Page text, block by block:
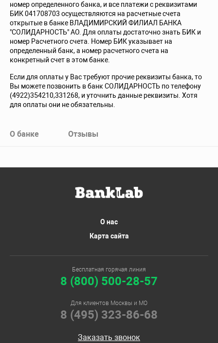
номер определенного банка, и все платежи с реквизитами
БИК 041708703 осуществляются на расчетные счета
открытые в банке ВЛАДИМИРСКИЙ ФИЛИАЛ БАНКА
"СОЛИДАРНОСТЬ" АО. Для оплаты достаточно знать БИК и
номер Расчетного счета. Номер БИК указывает на
определенный банк, а номер расчетного счета на
конкретный счет в этом банке.
Если для оплаты у Вас требуют прочие реквизиты банка, то
Вы можете позвонить в банк СОЛИДАРНОСТЬ по телефону
(4922)354210,331268, и уточнить данные реквизиты. Хотя
для оплаты они не обязательны.
О банке Отзывы
О нас
Карта сайта
Бесплатная горячая линия
8 (800) 500-28-57
Для клиентов Москвы и МО
8 (495) 323-86-68
Заказать звонок